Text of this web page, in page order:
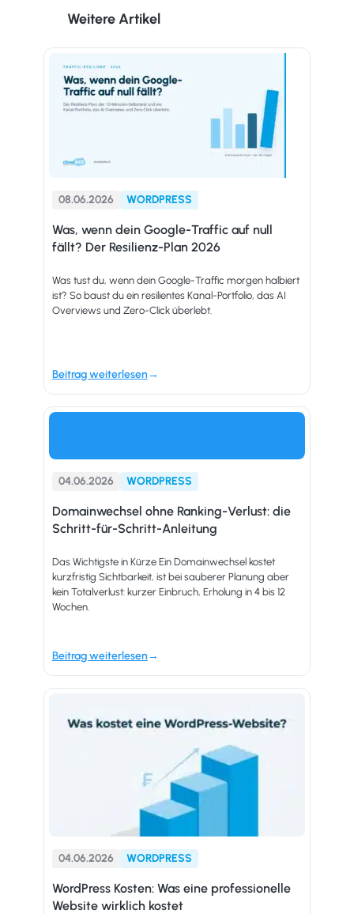
Weitere Artikel
08.06.2026 WORDPRESS
Was, wenn dein Google-Traffic auf null
fällt? Der Resilienz-Plan 2026
Was tust du, wenn dein Google-Traffic morgen halbiert
ist? So baust du ein resilientes Kanal-Portfolio, das AI
Overviews und Zero-Click überlebt.
Beitrag weiterlesen
04.06.2026 WORDPRESS
Domainwechsel ohne Ranking-Verlust: die
Schritt-für-Schritt-Anleitung
Das Wichtigste in Kürze Ein Domainwechsel kostet
kurzfristig Sichtbarkeit, ist bei sauberer Planung aber
kein Totalverlust: kurzer Einbruch, Erholung in 4 bis 12
Wochen.
Beitrag weiterlesen
04.06.2026 WORDPRESS
WordPress Kosten: Was eine professionelle
Website wirklich kostet